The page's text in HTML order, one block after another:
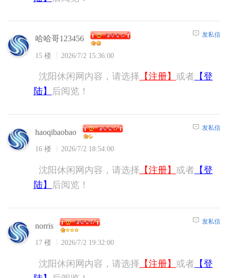
哈哈哥123456
15 楼 2026/7/2 15:36:00
发私信
沈阳休闲网内容，请选择 【注册】 或者 【登
陆】
后阅览！
haoqibaobao
16 楼 2026/7/2 18:54:00
发私信
沈阳休闲网内容，请选择 【注册】 或者 【登
陆】
后阅览！
norris
17 楼 2026/7/2 19:32:00
发私信
沈阳休闲网内容，请选择 【注册】 或者 【登